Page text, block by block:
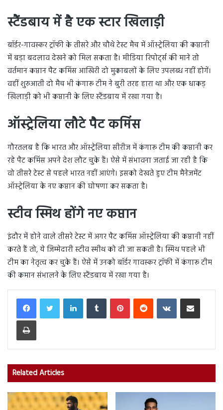
स्टैंडबाय में है एक स्टार खिलाड़ी
बॉर्डर-गावस्कर ट्रॉफी के तीसरे और चौथे टेस्ट मैच में ऑस्ट्रेलिया की कप्तानी
में बड़ा बदलाव देखने को मिल सकता है। मीडिया रिपोर्ट्स की माने तो
वर्तमान कप्तान पैट कमिंस आखिरी दो मुकाबलों के लिए उपलब्ध नहीं होगें।
वहीं शुरुआती दो मैच भी कंगारू टीम ने बुरी तरह हारा था और एक धाकड़
खिलाड़ी को भी कप्तानी के लिए स्टैंडबाय में रखा गया है।
ऑस्ट्रेलिया लौटे पैट कमिंस
गौरतलब है कि भारत और ऑस्ट्रेलिया सीरीज में कंगारू टीम की कप्तानी कर
रहे पैट कमिंस अपने देश लौट चुके हैं। ऐसे में संभावना जताई जा रही है कि
वो तीसरे टेस्ट से पहले भारत नहीं आएंगे। इसको देखते हुए टीम मैनेजमेंट
ऑस्ट्रेलिया के नए कप्तान की घोषणा कर सकता है।
स्टीव स्मिथ होंगे नए कप्तान
इंदौर में होने वाले तीसरे टेस्ट में अगर पैट कमिंस ऑस्ट्रेलिया की कप्तानी नहीं
करते हैं तो, ये जिम्मेदारी स्टीव स्मीथ को दी जा सकती है। स्मिथ पहले भी
टीम का नेतृत्व कर चुके हैं। ऐसे में उनको बॉर्डर गावस्कर ट्रॉफी में कंगारू टीम
की कमान संभालने के लिए स्टैंडबाय में रखा गया है।
LinkedInTumblr PinterestReddit VKontakteShare via Email
Print
Related Articles